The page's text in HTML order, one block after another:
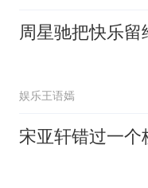
周星驰把快乐留
娱乐王语嫣
宋亚轩错过一个